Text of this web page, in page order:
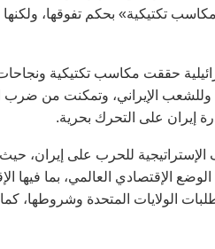
تكتيكية» بحكم تفوقها،
حققت مكاسب تكتيكية
وللشعب الإيراني، وتمكنت من ضرب
على التحرك بحرية.
الإستراتيجية للحرب على إيران،
الإقتصادي العالمي، بما فيها
الولايات المتحدة وشروطها،